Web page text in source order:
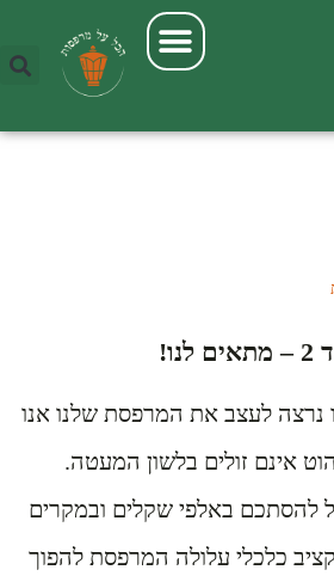
לעצב את המרפסת שלנו אנו
אינם זולים בלשון המעטה.
להסתכם באלפי שקלים ובמקרים
כלכלי עלולה המרפסת להפוך